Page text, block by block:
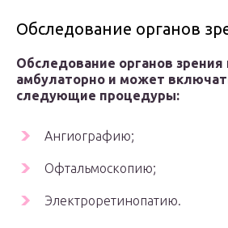
Обследование органов
Обследование органов зрения
амбулаторно и может
следующие процедуры:
Ангиографию;
Офтальмоскопию;
Электроретинопатию.